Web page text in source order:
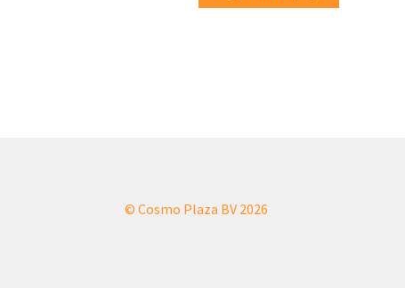
© Cosmo Plaza BV 2026